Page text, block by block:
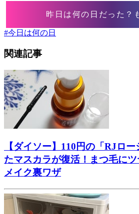
昨日は何の日だった？
#今日は何の日
関連記事
【ダイソー】110円の「RJロ
たマスカラが復活！まつ毛に
メイク裏ワザ